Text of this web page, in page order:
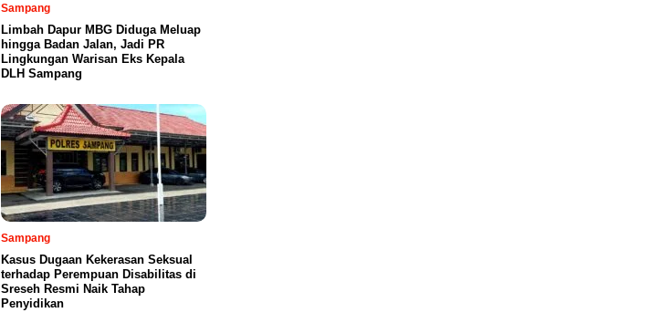
Sampang
Limbah Dapur MBG Diduga Meluap
hingga Badan Jalan, Jadi PR
Lingkungan Warisan Eks Kepala
DLH Sampang
Sampang
Kasus Dugaan Kekerasan Seksual
terhadap Perempuan Disabilitas di
Sreseh Resmi Naik Tahap
Penyidikan